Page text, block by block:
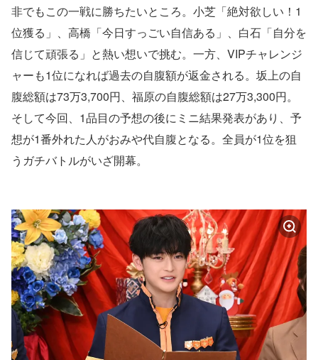
非でもこの一戦に勝ちたいところ。小芝「絶対欲しい！1
位獲る」、高橋「今日すっごい自信ある」、白石「自分を
信じて頑張る」と熱い想いで挑む。一方、VIPチャレンジ
ャーも1位になれば過去の自腹額が返金される。坂上の自
腹総額は73万3,700円、福原の自腹総額は27万3,300円。
そして今回、1品目の予想の後にミニ結果発表があり、予
想が1番外れた人がおみや代自腹となる。全員が1位を狙
うガチバトルがいざ開幕。